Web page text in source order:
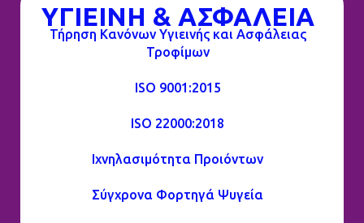
ΥΓΙΕΙΝΗ & ΑΣΦΑΛΕΙΑ
Τήρηση Κανόνων Υγιεινής και Ασφάλειας
Τροφίμων
ISO 9001:2015
ISO 22000:2018
Ιχνηλασιμότητα Προιόντων
Σύγχρονα Φορτηγά Ψυγεία